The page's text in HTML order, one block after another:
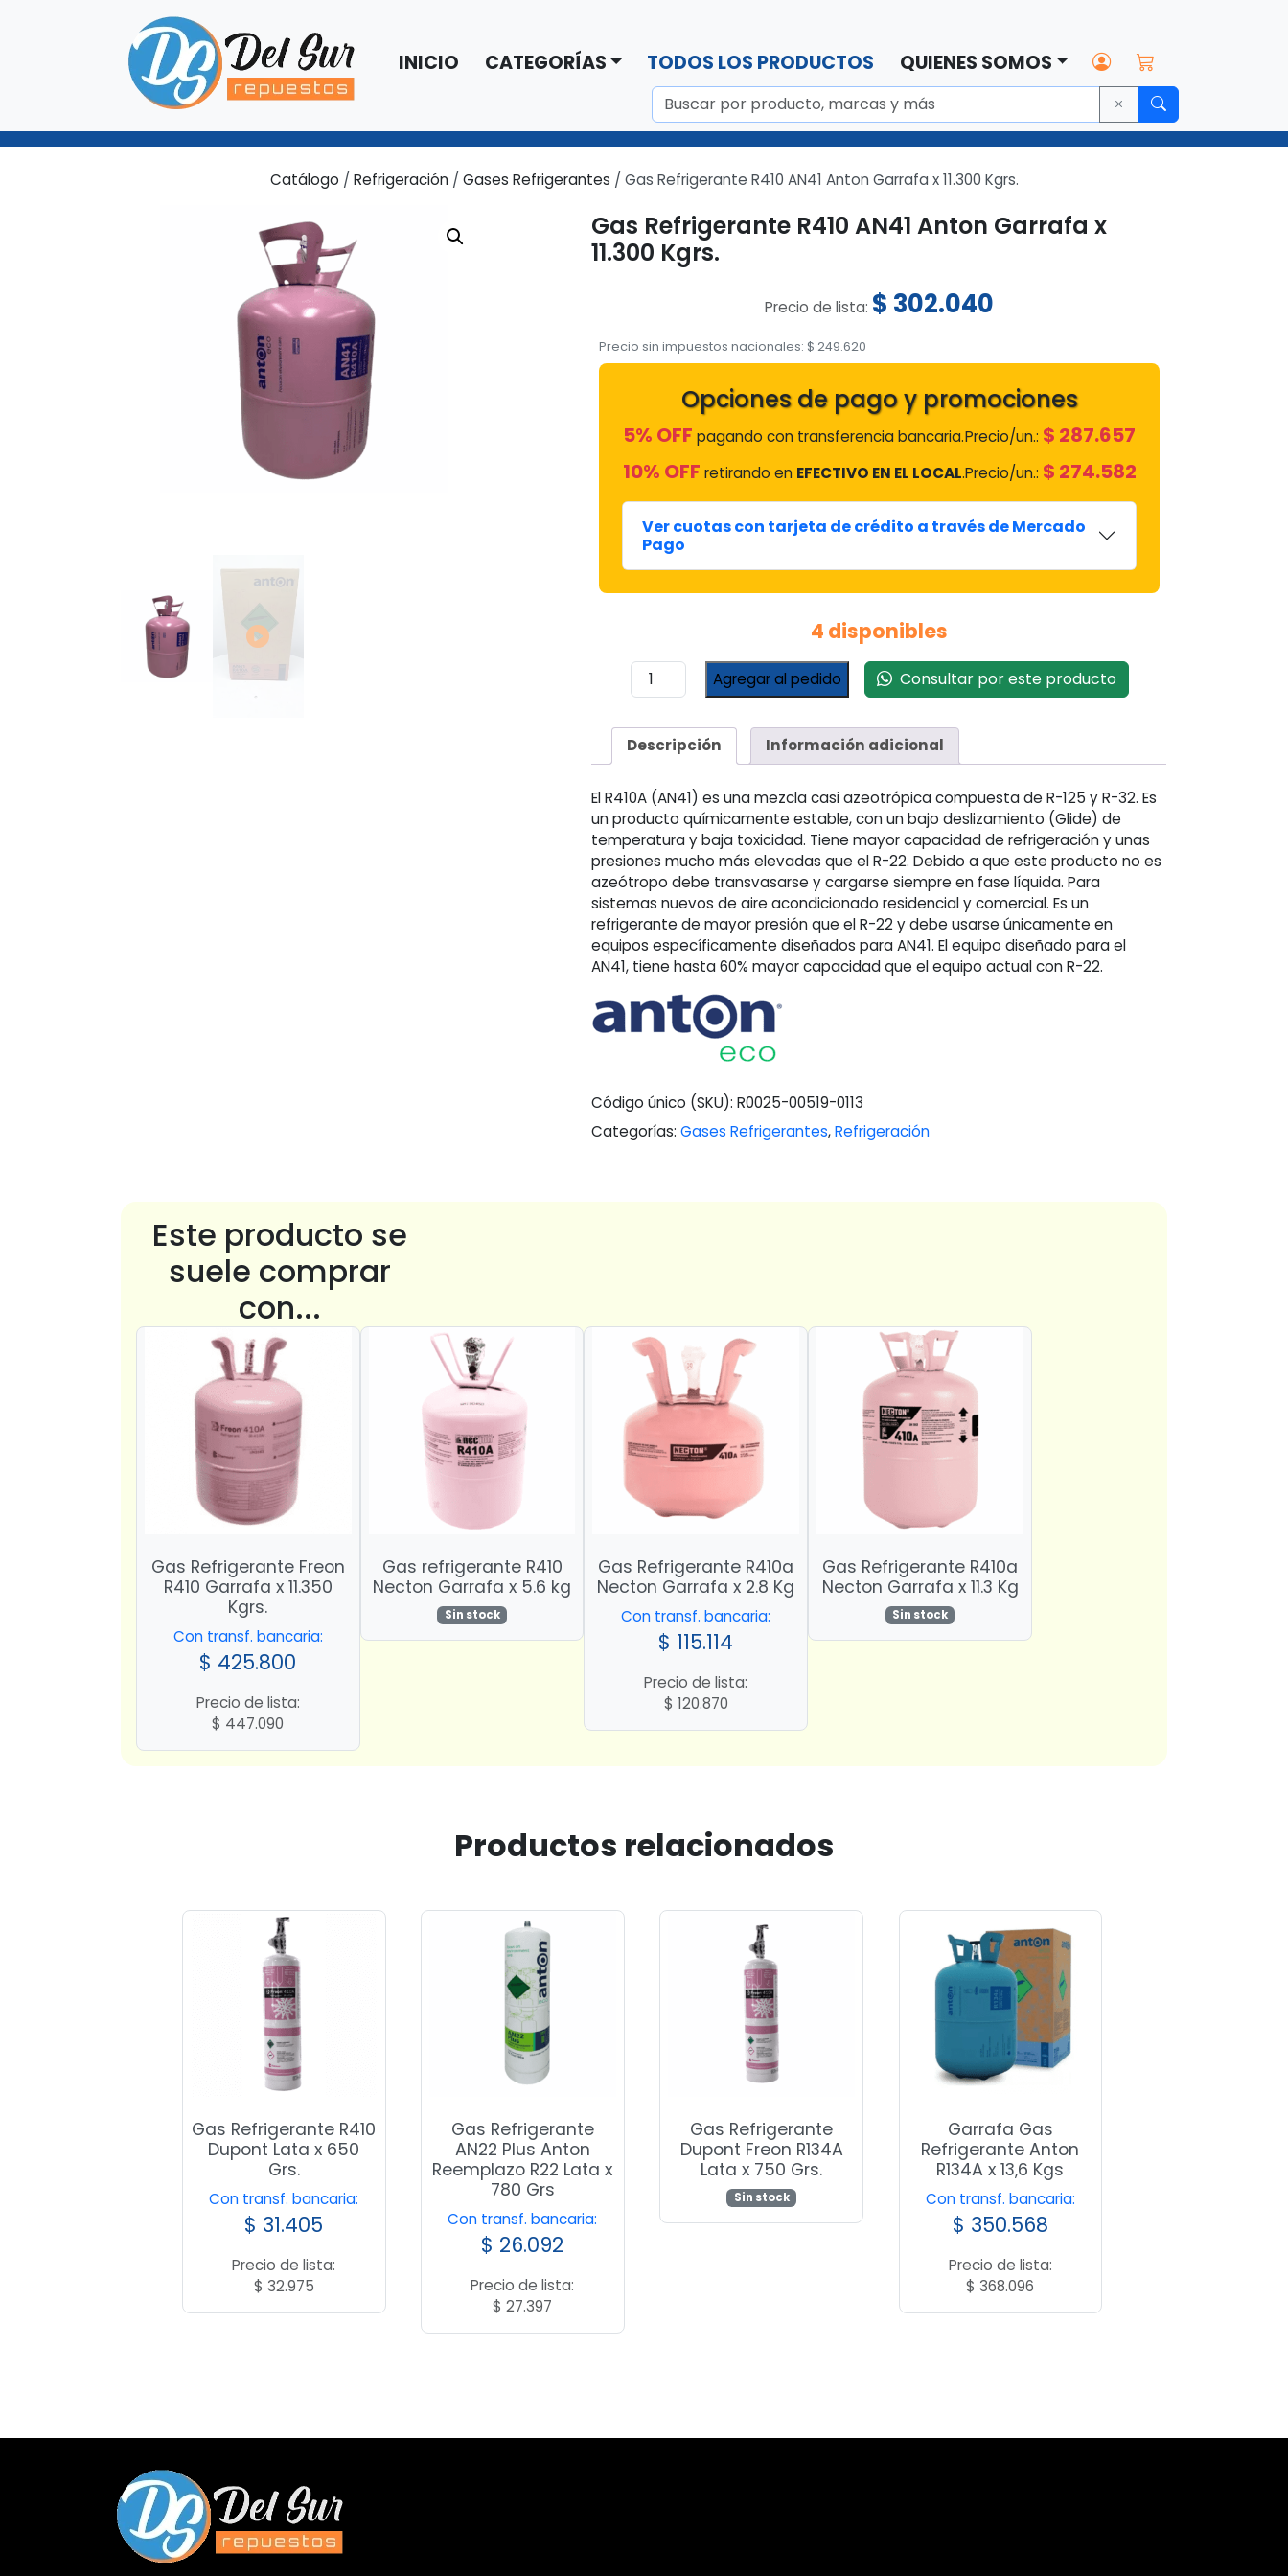
INICIO CATEGORÍAS TODOS LOS PRODUCTOS QUIENES SOMOS
Catálogo / Refrigeración/ Gases Refrigerantes / Gas Refrigerante R410 AN41 Anton Garrafa x 11.300 Kgrs.
Loaded:
Remaining
- 0:11
Picture
Gas Refrigerante R410 AN41 Anton Garrafa x
11.300 Kgrs.
Precio de lista: $ 302.040
Precio sin impuestos nacionales:$ 249.620
Opciones de pago y promociones
5% OFF pagando con transferencia bancaria.Precio/un.: $ 287.657
10% OFF retirando en EFECTIVO EN EL LOCAL.Precio/un.: $ 274.582
Ver cuotas con tarjeta de crédito a través de Mercado
Pago
4 disponibles
Gas
Refrigerante
AN41
Anton
x
11.300
Kgrs.
cantidad
Agregar al pedido Consultar por este producto
Descripción Información adicional
El R410A (AN41) es una mezcla casi azeotrópica compuesta de R-125 y R-32. Es
un producto químicamente estable, con un bajo deslizamiento (Glide) de
temperatura y baja toxicidad. Tiene mayor capacidad de refrigeración y unas
presiones mucho más elevadas que el R-22. Debido a que este producto no es
azeótropo debe transvasarse y cargarse siempre en fase líquida. Para
sistemas nuevos de aire acondicionado residencial y comercial. Es un
refrigerante de mayor presión que el R-22 y debe usarse únicamente en
equipos específicamente diseñados para AN41. El equipo diseñado para el
AN41, tiene hasta 60% mayor capacidad que el equipo actual con R-22.
Código único (SKU):R0025-00519-0113
Categorías:Gases Refrigerantes,Refrigeración
Este producto se
suele comprar
con...
Gas Refrigerante Freon
R410 Garrafa x 11.350
Kgrs.
Con transf. bancaria:
$ 425.800
Precio de lista:
$ 447.090
Gas refrigerante R410
Necton Garrafa x 5.6 kg
Sin stock
Gas Refrigerante R410a
Necton Garrafa x 2.8 Kg
Con transf. bancaria:
$ 115.114
Precio de lista:
$ 120.870
Gas Refrigerante R410a
Necton Garrafa x 11.3 Kg
Sin stock
Productos relacionados
Gas Refrigerante R410
Dupont Lata x 650
Grs.
Con transf. bancaria:
$ 31.405
Precio de lista:
$ 32.975
Gas Refrigerante
AN22 Plus Anton
Reemplazo R22 Lata x
780 Grs
Con transf. bancaria:
$ 26.092
Precio de lista:
$ 27.397
Gas Refrigerante
Dupont Freon R134A
Lata x 750 Grs.
Sin stock
Garrafa Gas
Refrigerante Anton
R134A x 13,6 Kgs
Con transf. bancaria:
$ 350.568
Precio de lista:
$ 368.096